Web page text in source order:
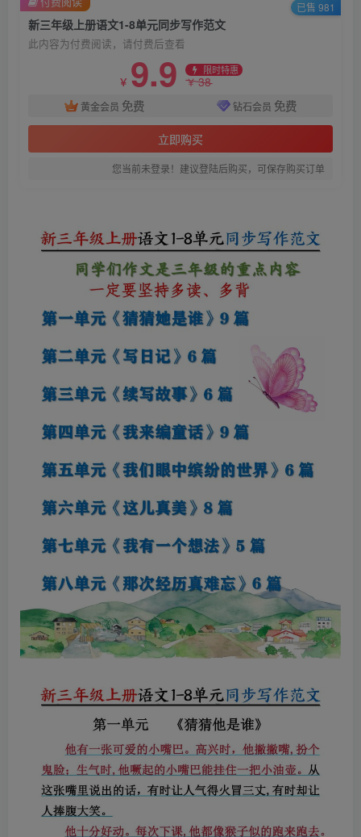
新三年级上册语文1-8单元同步写作范文
此内容为付费阅读，请付费后查看
￥ 9.9 限时特惠
￥38
黄金会员 免费 钻石会员 免费
立即购买
您当前未登录！建议登陆后购买，可保存购买订单
已售 981